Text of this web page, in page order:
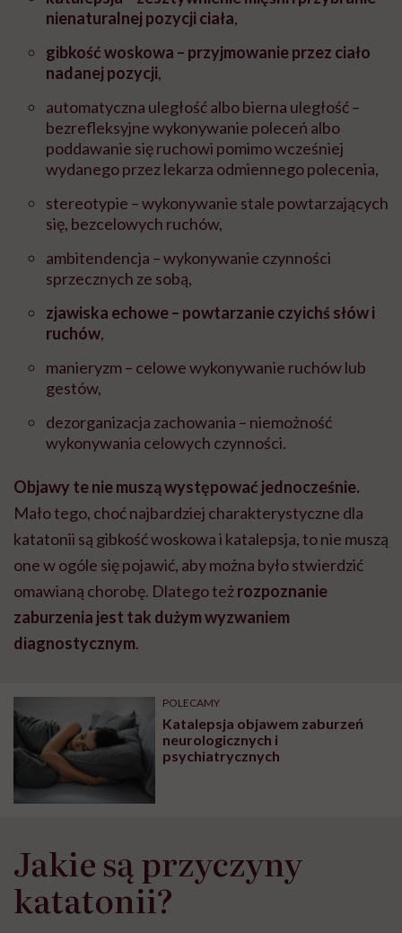
nienaturalnej pozycji ciała,
gibkość woskowa – przyjmowanie przez ciało
nadanej pozycji,
automatyczna uległość albo bierna uległość –
bezrefleksyjne wykonywanie poleceń albo
poddawanie się ruchowi pomimo wcześniej
wydanego przez lekarza odmiennego polecenia,
stereotypie – wykonywanie stale powtarzających
się, bezcelowych ruchów,
ambitendencja – wykonywanie czynności
sprzecznych ze sobą,
zjawiska echowe – powtarzanie czyichś słów i
ruchów,
manieryzm – celowe wykonywanie ruchów lub
gestów,
dezorganizacja zachowania – niemożność
wykonywania celowych czynności.
Objawy te nie muszą występować jednocześnie.
Mało tego, choć najbardziej charakterystyczne dla
katatonii są gibkość woskowa i katalepsja, to nie muszą
one w ogóle się pojawić, aby można było stwierdzić
omawianą chorobę. Dlatego teżrozpoznanie
zaburzenia jest tak dużym wyzwaniem
diagnostycznym.
POLECAMY
Katalepsja objawem zaburzeń
neurologicznych i
psychiatrycznych
Jakie są przyczyny
katatonii?